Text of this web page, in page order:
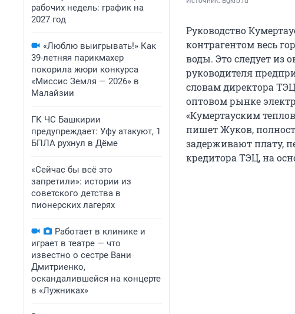
рабочих недель: график на
2027 год
«Люблю выигрывать!» Как
39-летняя парикмахер
покорила жюри конкурса
«Миссис Земля — 2026» в
Малайзии
ГК ЧС Башкирии
предупреждает: Уфу атакуют, 1
БПЛА рухнул в Дёме
«Сейчас бы всё это
запретили»: истории из
советского детства в
пионерских лагерях
Работает в клинике и
играет в театре — что
известно о сестре Вани
Дмитриенко,
оскандалившейся на концерте
в «Лужниках»
Руководство
контрагентом весь
воды. Это следует из
руководителя
словам директора
оптовом рынке
«Кумертауским
пишет Жуков,
задерживают плату,
кредитора ТЭЦ, на